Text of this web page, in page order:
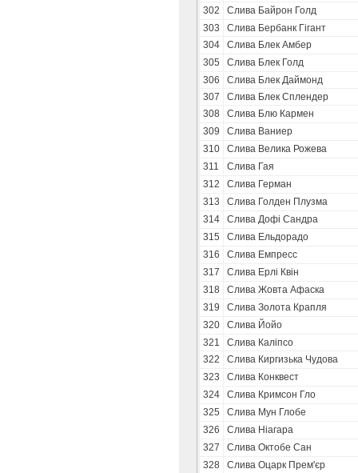
302
Слива Байрон Голд
303
Слива Бербанк Гігант
304
Слива Блек Амбер
305
Слива Блек Голд
306
Слива Блек Даймонд
307
Слива Блек Сплендер
308
Слива Блю Кармен
309
Слива Ваниер
310
Слива Велика Рожева
311
Слива Гая
312
Слива Герман
313
Слива Голден Плузма
314
Слива Дофі Сандра
315
Слива Ельдорадо
316
Слива Емпресс
317
Слива Ерлі Квін
318
Слива Жовта Афаска
319
Слива Золота Крапля
320
Слива Йойо
321
Слива Каліпсо
322
Слива Киргизька Чудова
323
Слива Конквест
324
Слива Кримсон Гло
325
Слива Мун Глобе
326
Слива Ніагара
327
Слива Октобе Сан
328
Слива Оцарк Прем'єр